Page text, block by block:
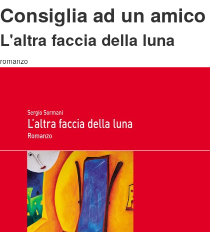
Consiglia ad un amico
L'altra faccia della luna
romanzo